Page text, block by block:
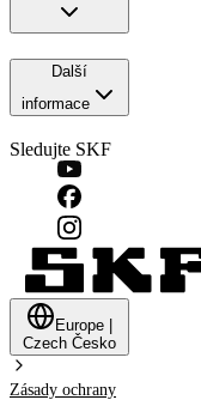
Další
informace
Sledujte SKF
Europe
Czech Česko
Zásady ochrany